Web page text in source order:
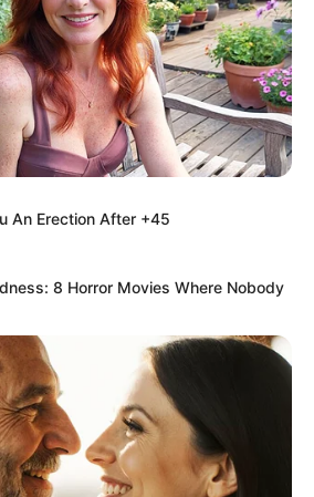
ΠΜ
ΠΜ
An Erection After +45
8 Horror Movies Where Nobody